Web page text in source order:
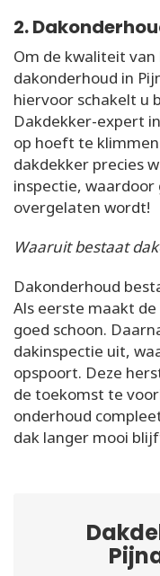
2.
Om de kwaliteit
dakonderhoud in
hiervoor schakelt u
Dakdekker-expert
op hoeft te
dakdekker precies
inspectie, waardoor
overgelaten wordt!
Waaruit bestaat
Dakonderhoud
Als eerste maakt
goed schoon.
dakinspectie uit,
opspoort. Deze
de toekomst te
onderhoud
dak langer mooi